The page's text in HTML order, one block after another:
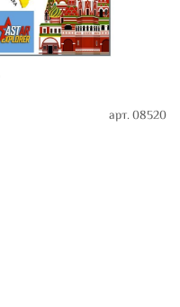
арт.08520